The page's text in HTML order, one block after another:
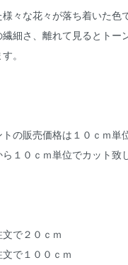
々な花々が落ち着いた色
細さ、離れて見るとトー
。
の販売価格は１０ｃｍ単
１０ｃｍ単位でカット致
で２０ｃｍ
で１００ｃｍ